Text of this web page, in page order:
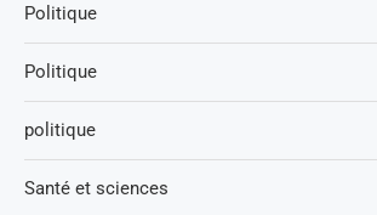
Politique
Politique
politique
Santé et sciences